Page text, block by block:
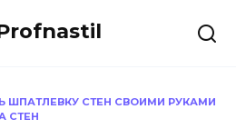
ШПАТЛЕВКУ СТЕН СВОИМИ РУКАМИ
СТЕН